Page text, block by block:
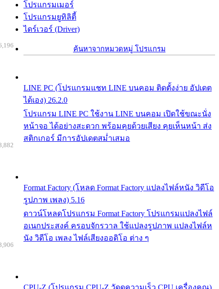
โปรแกรมเมอร์
โปรแกรมยูทิลิตี้
ไดร์เวอร์ (Driver)
ค้นหาจากหมวดหมู่ โปรแกรม
LINE PC (โปรแกรมแชท LINE บนคอม ติดตั้งง่าย อัปเดต
ได้เอง) 26.2.0
โปรแกรม LINE PC ใช้งาน LINE บนคอม เปิดใช้ขณะนั่ง
หน้าจอ ได้อย่างสะดวก พร้อมคุยด้วยเสียง คุยเห็นหน้า ส่ง
สติกเกอร์ มีการอัปเดตสม่ำเสมอ
Format Factory (โหลด Format Factory แปลงไฟล์หนัง วิดีโอ
รูปภาพ เพลง) 5.16
ดาวน์โหลดโปรแกรม Format Factory โปรแกรมแปลงไฟล์
อเนกประสงค์ ครอบจักรวาล ใช้แปลงรูปภาพ แปลงไฟล์ห
นัง วิดีโอ เพลง ไฟล์เสียงออดิโอ ต่าง ๆ
CPU-Z (โปรแกรม CPU-Z วัดดูความเร็ว CPU เครื่องคุณ)